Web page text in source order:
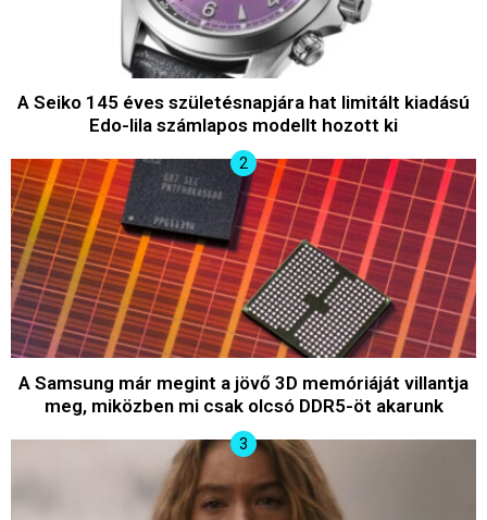
A Seiko 145 éves születésnapjára hat limitált kiadású
Edo-lila számlapos modellt hozott ki
A Samsung már megint a jövő 3D memóriáját villantja
meg, miközben mi csak olcsó DDR5-öt akarunk